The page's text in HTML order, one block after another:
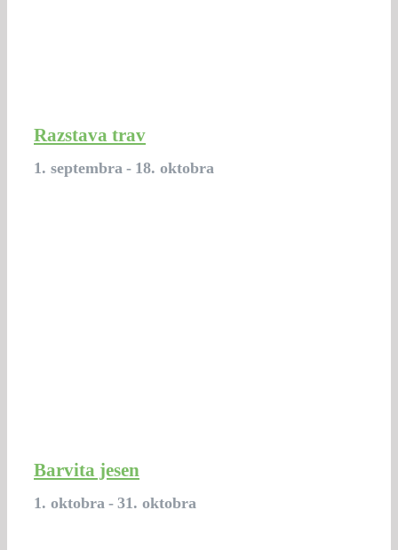
Razstava trav
1. septembra - 18. oktobra
Barvita jesen
1. oktobra - 31. oktobra